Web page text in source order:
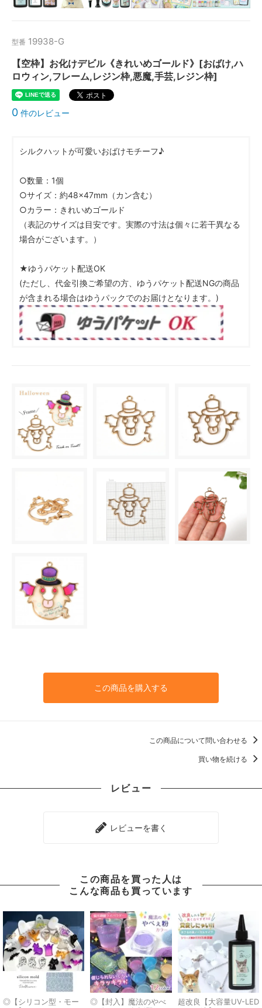
型番 19938-G
【空枠】お化けデビル《きれいめゴールド》[おばけ,ハ
ロウィン,フレーム,レジン枠,悪魔,手芸,レジン枠]
0 件のレビュー
シルクハットが可愛いおばけモチーフ♪
○数量：1個
○サイズ：約48×47mm（カン含む）
○カラー：きれいめゴールド
（表記のサイズは目安です。実際の寸法は個々に若干異なる
場合がございます。）
★ゆうパケット配送OK
(ただし、代金引換ご希望の方、ゆうパケット配送NGの商品
が含まれる場合はゆうパックでのお届けとなります。)
この商品を購入する
この商品について問い合わせる
買い物を続ける
レビュー
レビューを書く
この商品を買った人は
こんな商品も買っています
◎【シリコン型・モー
◎【封入】魔法のやべ
超改良【大容量UV-LED